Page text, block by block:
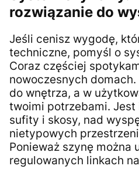
rozwiązanie do
Jeśli cenisz wygodę,
techniczne, pomyśl o
Coraz częściej
nowoczesnych
do wnętrza, a w
twoimi potrzebami. Jest
sufity i skosy, nad
nietypowych
Ponieważ szynę można
regulowanych linkach